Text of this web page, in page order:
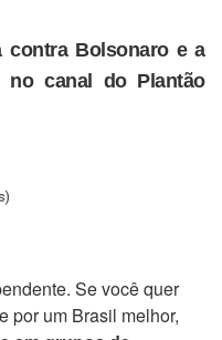
contra Bolsonaro e a
no canal do Plantão
Se você quer
por um Brasil melhor,